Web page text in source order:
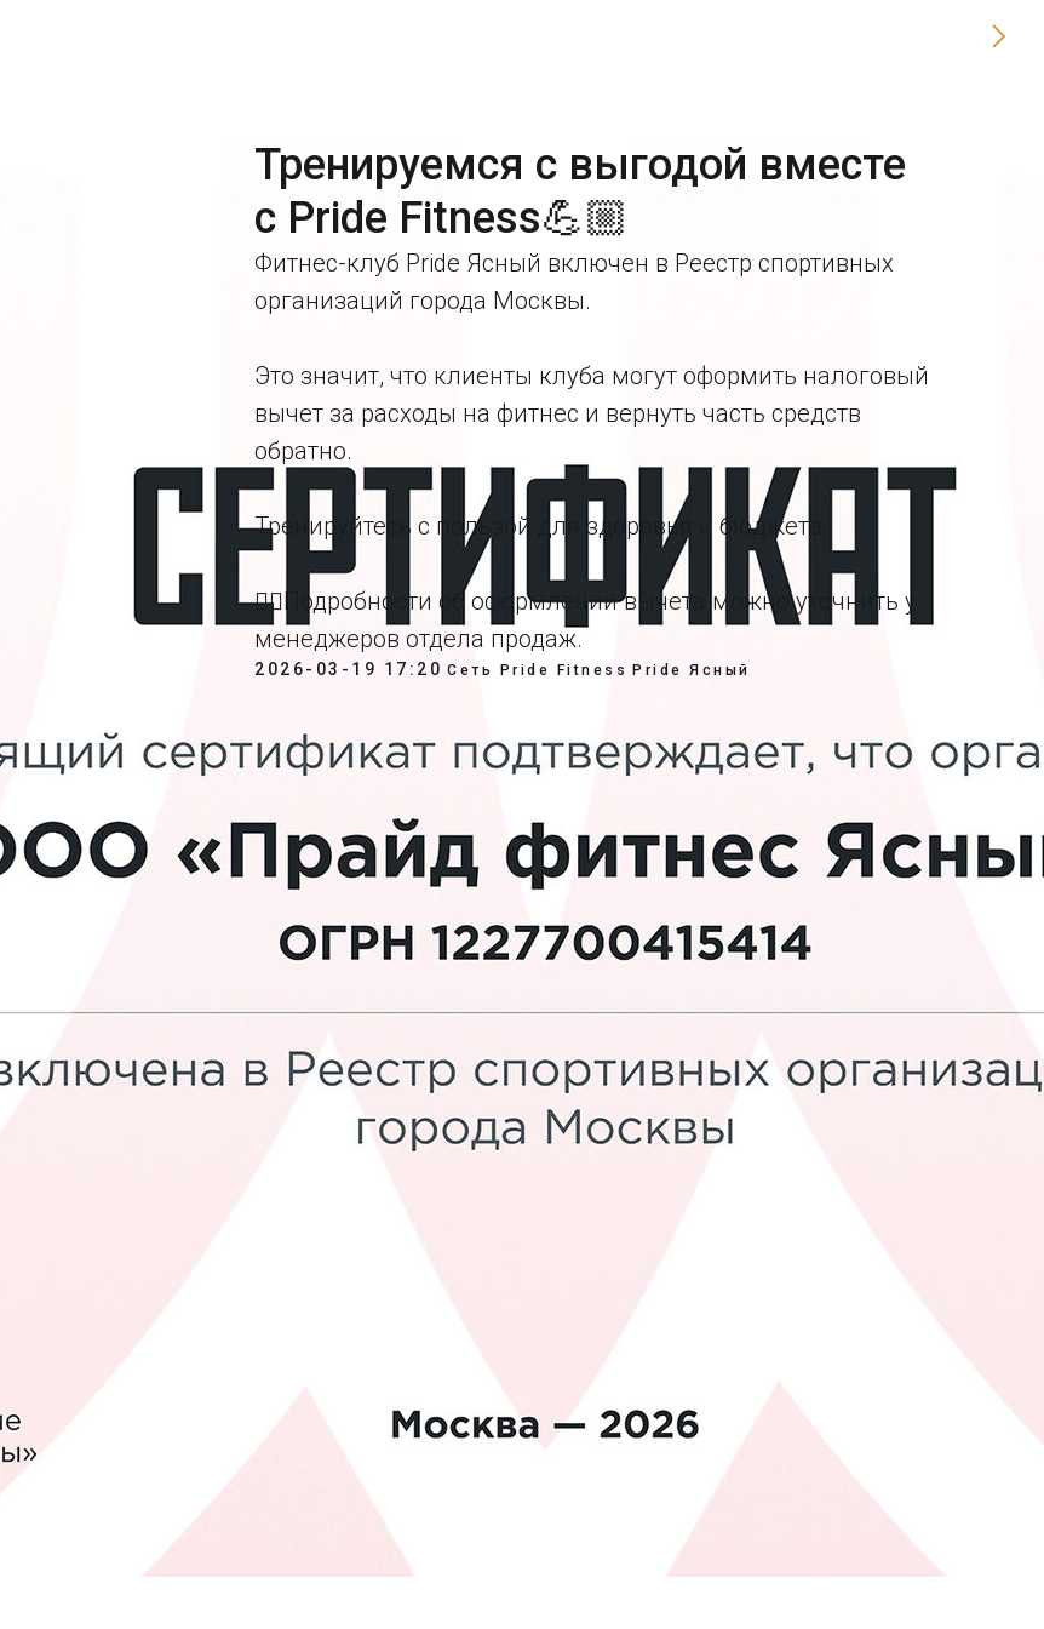
Тренируемся с выгодой вместе
с Pride Fitness💪🏼
Фитнес-клуб Pride Ясный включен в Реестр спортивных
организаций города Москвы.
Это значит, что клиенты клуба могут оформить налоговый
вычет за расходы на фитнес и вернуть часть средств
обратно.
Тренируйтесь с пользой для здоровья и бюджета.
👉🏼Подробности об оформлении вычета можно уточнить у
менеджеров отдела продаж.
2026-03-19 17:20 Сеть Pride Fitness Pride Ясный